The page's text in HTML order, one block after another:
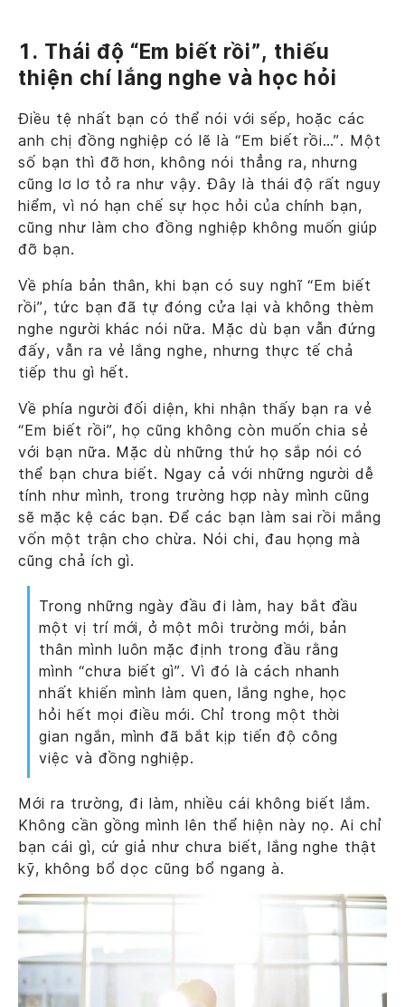
1. Thái độ “Em biết rồi”, thiếu
thiện chí lắng nghe và học hỏi
Điều tệ nhất bạn có thể nói với sếp, hoặc các
anh chị đồng nghiệp có lẽ là “Em biết rồi…”. Một
số bạn thì đỡ hơn, không nói thẳng ra, nhưng
cũng lơ lơ tỏ ra như vậy. Đây là thái độ rất nguy
hiểm, vì nó hạn chế sự học hỏi của chính bạn,
cũng như làm cho đồng nghiệp không muốn giúp
đỡ bạn.
Về phía bản thân, khi bạn có suy nghĩ “Em biết
rồi”, tức bạn đã tự đóng cửa lại và không thèm
nghe người khác nói nữa. Mặc dù bạn vẫn đứng
đấy, vẫn ra vẻ lắng nghe, nhưng thực tế chả
tiếp thu gì hết.
Về phía người đối diện, khi nhận thấy bạn ra vẻ
“Em biết rồi”, họ cũng không còn muốn chia sẻ
với bạn nữa. Mặc dù những thứ họ sắp nói có
thể bạn chưa biết. Ngay cả với những người dễ
tính như mình, trong trường hợp này mình cũng
sẽ mặc kệ các bạn. Để các bạn làm sai rồi mắng
vốn một trận cho chừa. Nói chi, đau họng mà
cũng chả ích gì.
Trong những ngày đầu đi làm, hay bắt đầu
một vị trí mới, ở một môi trường mới, bản
thân mình luôn mặc định trong đầu rằng
mình “chưa biết gì”. Vì đó là cách nhanh
nhất khiến mình làm quen, lắng nghe, học
hỏi hết mọi điều mới. Chỉ trong một thời
gian ngắn, mình đã bắt kịp tiến độ công
việc và đồng nghiệp.
Mới ra trường, đi làm, nhiều cái không biết lắm.
Không cần gồng mình lên thể hiện này nọ. Ai chỉ
bạn cái gì, cứ giả như chưa biết, lắng nghe thật
kỹ, không bổ dọc cũng bổ ngang à.